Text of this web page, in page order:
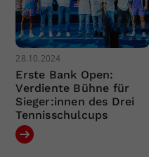
28.10.2024
Erste Bank Open:
Verdiente Bühne für
Sieger:innen des Drei
Tennisschulcups